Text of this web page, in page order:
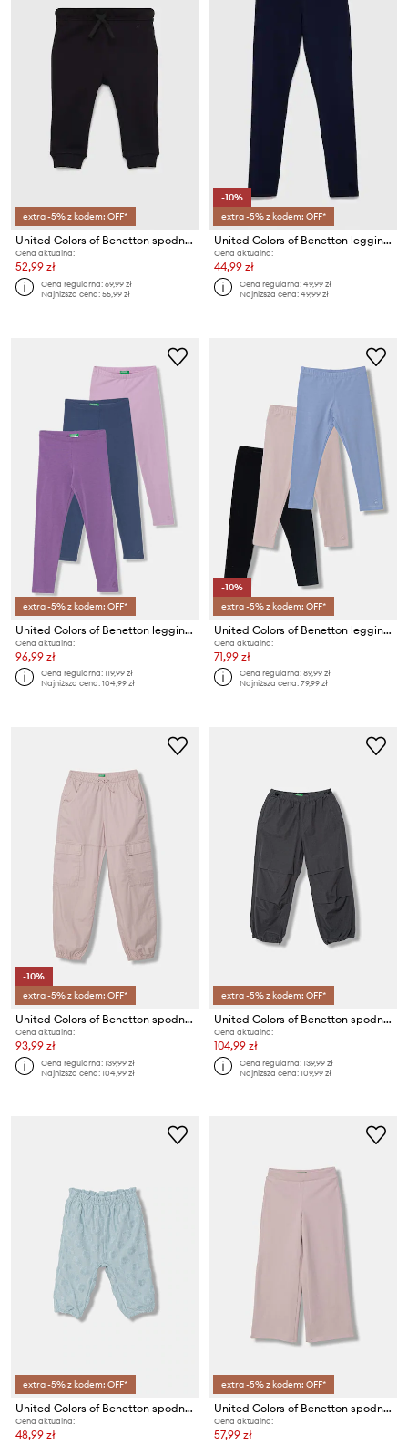
extra -5% z kodem: OFF*
United Colors of Benetton spodnie dresowe bawełniane dziecięce
Cena aktualna:
52,99 zł
Cena regularna:69,99 zł
Najniższa cena:55,99 zł
-10%
extra -5% z kodem: OFF*
United Colors of Benetton legginsy dziecięce
Cena aktualna:
44,99 zł
Cena regularna:49,99 zł
Najniższa cena:49,99 zł
extra -5% z kodem: OFF*
United Colors of Benetton legginsy dziecięce bawełniane z elastanem
Cena aktualna:
96,99 zł
Cena regularna:119,99 zł
Najniższa cena:104,99 zł
-10%
extra -5% z kodem: OFF*
United Colors of Benetton legginsy dziecięce bawełniane z elastanem 3-pack
Cena aktualna:
71,99 zł
Cena regularna:89,99 zł
Najniższa cena:79,99 zł
-10%
extra -5% z kodem: OFF*
United Colors of Benetton spodnie joggery dziecięce z bawełną
Cena aktualna:
93,99 zł
Cena regularna:139,99 zł
Najniższa cena:104,99 zł
extra -5% z kodem: OFF*
United Colors of Benetton spodnie dziecięce bawełniane
Cena aktualna:
104,99 zł
Cena regularna:139,99 zł
Najniższa cena:109,99 zł
extra -5% z kodem: OFF*
United Colors of Benetton spodnie dresowe dziecięce z bawełną
Cena aktualna:
48,99 zł
extra -5% z kodem: OFF*
United Colors of Benetton spodnie dresowe dziecięce
Cena aktualna:
57,99 zł